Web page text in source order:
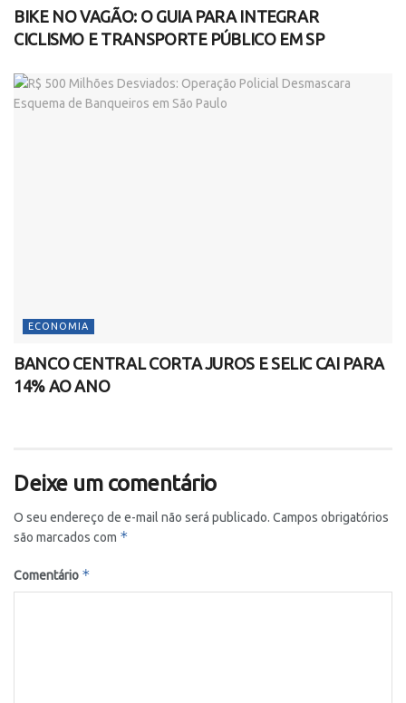
BIKE NO VAGÃO: O GUIA PARA INTEGRAR
CICLISMO E TRANSPORTE PÚBLICO EM SP
ECONOMIA
BANCO CENTRAL CORTA JUROS E SELIC CAI PARA
14% AO ANO
Deixe um comentário
O seu endereço de e-mail não será publicado. Campos obrigatórios
são marcados com *
Comentário *